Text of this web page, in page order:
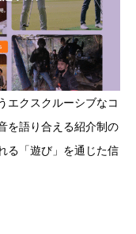
エクスクルーシブなコ
を語り合える紹介制の
る「遊び」を通じた信